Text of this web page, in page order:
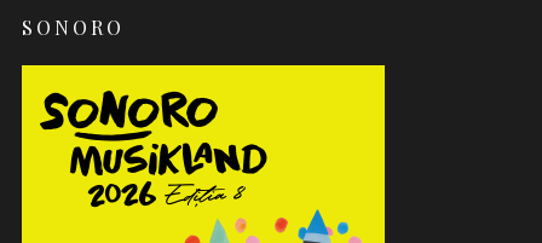
SONORO